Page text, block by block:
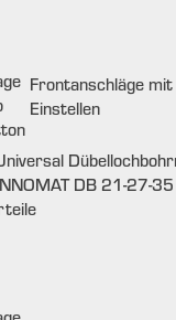
Frontanschläge
Einstellen